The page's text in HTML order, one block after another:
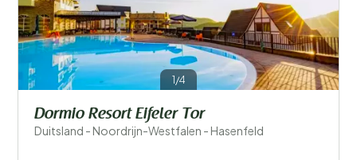
Filters opslaan
1/4
Dormio Resort Eifeler Tor
Duitsland - Noordrijn-Westfalen - Hasenfeld